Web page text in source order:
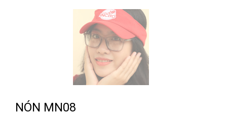
NÓN MN08